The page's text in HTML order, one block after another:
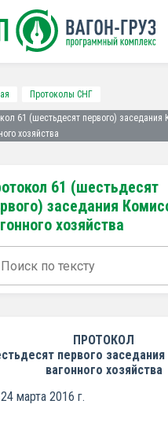
Протоколы СНГ
61 (шестьдесят первого) заседания
хозяйства
61 (шестьдесят
заседания
хозяйства
ПРОТОКОЛ
первого
вагонного хозяйства
24 марта 2016 г.